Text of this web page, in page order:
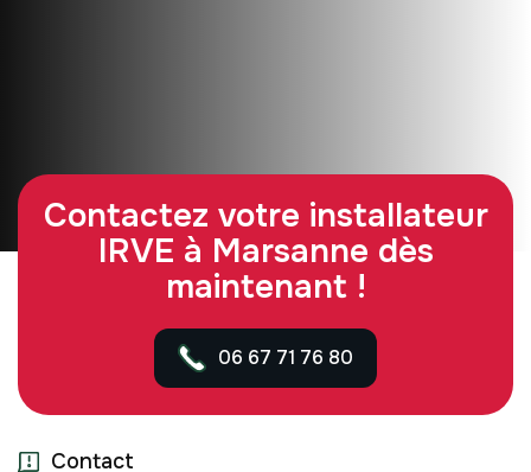
Contact
Contactez votre installateur
IRVE à Marsanne dès
maintenant !
06 67 71 76 80